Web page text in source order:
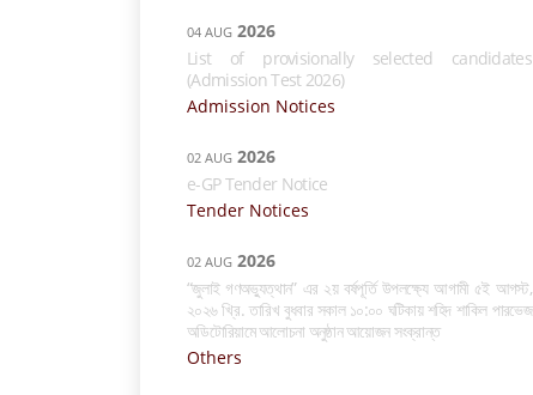
04 AUG 2026
List of provisionally selected candidates
(Admission Test 2026)
Admission Notices
02 AUG 2026
e-GP Tender Notice
Tender Notices
02 AUG 2026
“জুলাই গণঅভ্যুত্থান” এর ২য় বর্ষপূর্তি উপলক্ষ্যে আগামী ৫ই আগস্ট,
২০২৬ খ্রি. তারিখ বুধবার সকাল ১০:০০ ঘটিকায় শহিদ শাকিল পারভেজ
অডিটোরিয়ামে আলোচনা অনুষ্ঠান আয়োজন সংক্রান্ত
Others